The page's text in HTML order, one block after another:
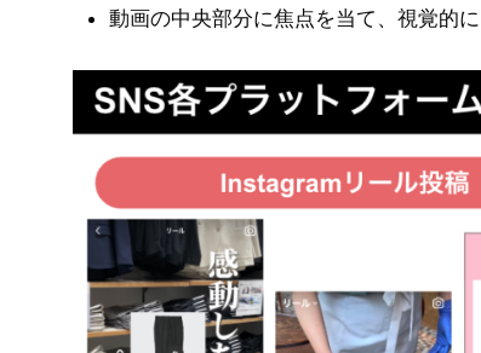
動画の中央部分に焦点を当て、視覚的